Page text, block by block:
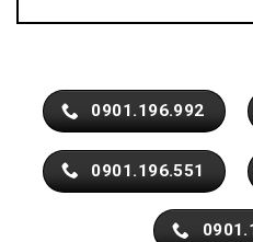
0901.196.992
0901.196.551